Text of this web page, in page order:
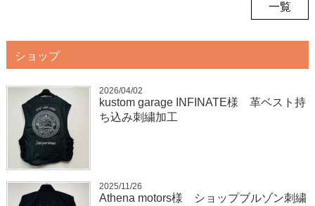
一覧
ショップ
2026/04/02
kustom garage INFINATE様 革ベスト持
ち込み刺繍加工
2025/11/26
Athena motors様 ショップブルゾン刺繍